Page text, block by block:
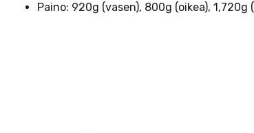
Paino: 920g (vasen), 800g (oikea), 1,720g